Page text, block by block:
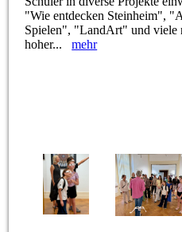
"Wie entdecken Steinheim",
Spielen", "LandArt" und viele
hoher...mehr